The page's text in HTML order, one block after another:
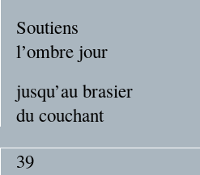
Soutiens
l’ombre jour
jusqu’au brasier
du couchant
39